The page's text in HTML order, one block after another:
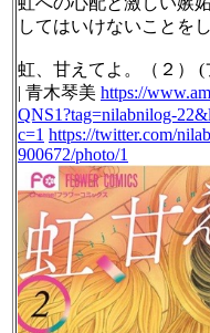
してはいけないことを
虹、甘えてよ。（２）
| 青木琴美 https://
QNS1?tag=nilabnilog-
c=1 https://twitter.com/
900672/photo/1